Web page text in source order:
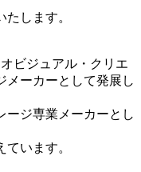
します。
ビジュアル・クリエ
メーカーとして発展し
ージ専業メーカーとし
います。